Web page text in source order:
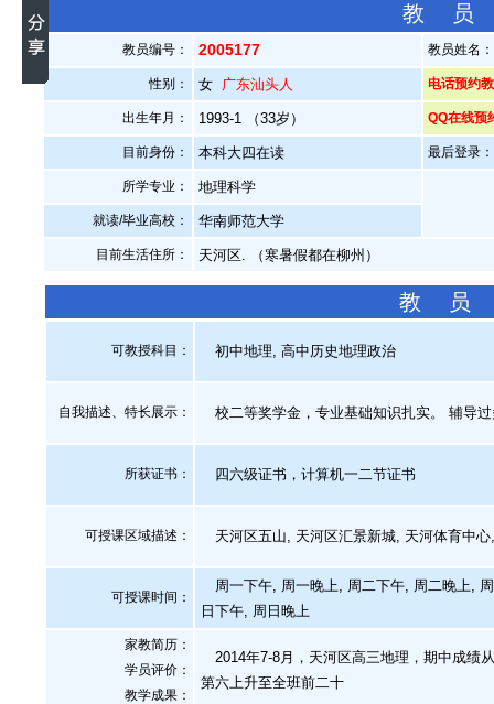
教
教员编号： 2005177 教员姓名
性别： 女 广东汕头人 电话预约
出生年月： 1993-1 （33岁） QQ在线预
目前身份： 本科大四在读 最后登录
所学专业： 地理科学
就读/毕业高校： 华南师范大学
目前生活住所： 天河区. （寒暑假都在柳州）
教 员
可教授科目： 初中地理, 高中历史地理政治
自我描述、特长展示 ： 校二等奖学金，专业基础知识扎实。 辅导
所获证书 ： 四六级证书，计算机一二节证书
可授课区域描述： 天河区五山, 天河区汇景新城, 天河体育中
可授课时间：
周一下午, 周一晚上, 周二下午, 周二晚上,
日下午, 周日晚上
家教简历：
学员评价：
教学成果：
2014年7-8月，天河区高三地理，期中成绩
第六上升至全班前二十